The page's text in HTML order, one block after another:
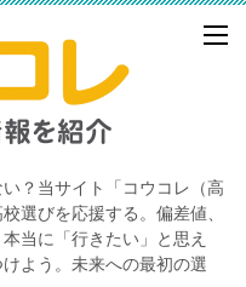
？当サイト「コウコレ（高
選びを応援する。偏差値、
当に「行きたい」と思え
よう。未来への最初の選